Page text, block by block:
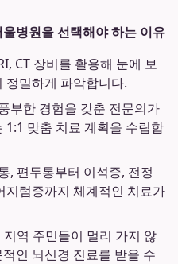
병원을 선택해야 하는 이유
CT 장비를 활용해 눈에 보
정밀하게 파악합니다.
부한 경험을 갖춘 전문의가
1:1 맞춤 치료 계획을 수립합
, 편두통부터 이석증, 전정
지럼증까지 체계적인 치료가
지역 주민들이 멀리 가지 않
인 뇌신경 진료를 받을 수